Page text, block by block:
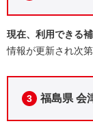
現在、利用できる
情報が更新され次
3 福島県 会